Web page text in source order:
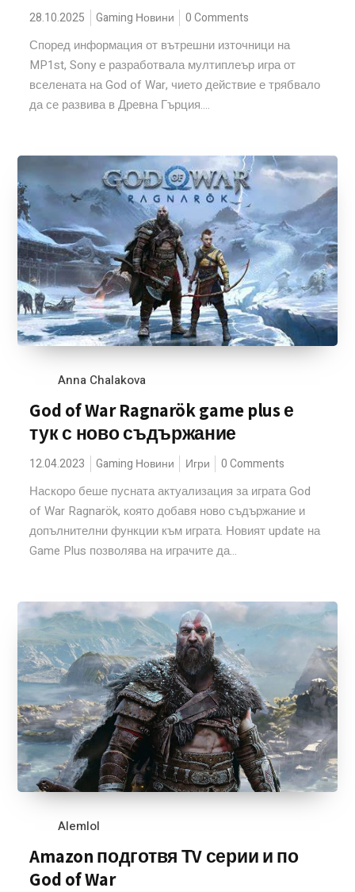
28.10.2025 Gaming Новини 0 Comments
Според информация от вътрешни източници на
MP1st, Sony е разработвала мултиплеър игра от
вселената на God of War, чието действие е трябвало
да се развива в Древна Гърция....
Anna Chalakova
God of War Ragnarök game plus е
тук с ново съдържание
12.04.2023 Gaming Новини Игри 0 Comments
Наскоро беше пусната актуализация за играта God
of War Ragnarök, която добавя ново съдържание и
допълнителни функции към играта. Новият update на
Game Plus позволява на играчите да...
Alemlol
Amazon подготвя ТV серии и по
God of War